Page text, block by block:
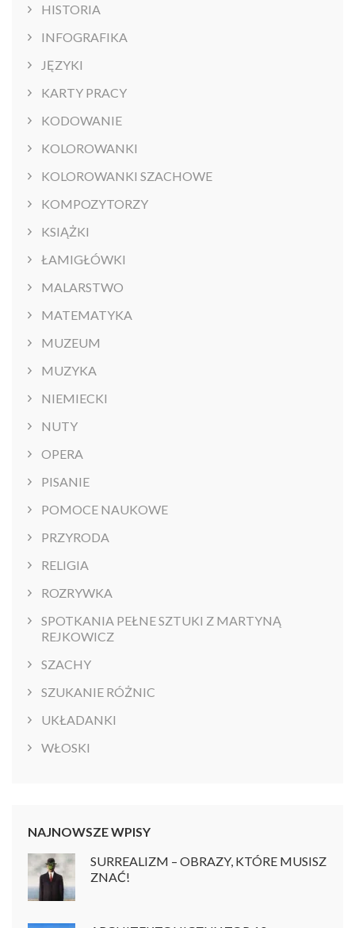
HISTORIA
INFOGRAFIKA
JĘZYKI
KARTY PRACY
KODOWANIE
KOLOROWANKI
KOLOROWANKI SZACHOWE
KOMPOZYTORZY
KSIĄŻKI
ŁAMIGŁÓWKI
MALARSTWO
MATEMATYKA
MUZEUM
MUZYKA
NIEMIECKI
NUTY
OPERA
PISANIE
POMOCE NAUKOWE
PRZYRODA
RELIGIA
ROZRYWKA
SPOTKANIA PEŁNE SZTUKI Z MARTYNĄ
REJKOWICZ
SZACHY
SZUKANIE RÓŻNIC
UKŁADANKI
WŁOSKI
NAJNOWSZE WPISY
SURREALIZM – OBRAZY, KTÓRE MUSISZ
ZNAĆ!